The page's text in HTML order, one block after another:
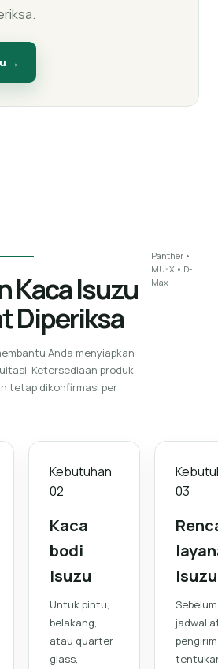
→
Kaca Isuzu
Diperiksa
Anda menyiapkan
Ketersediaan produk
tetap dikonfirmasi per
Panther •
MU-X • D-
Max
Kebutuhan
02
Kaca
bodi
Isuzu
Untuk pintu,
belakang,
atau quarter
glass,
03
Isuzu
Sebelum
jadwal